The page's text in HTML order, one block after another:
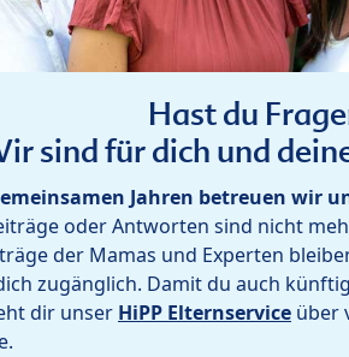
Hast du
sind für dich und
Jahren betreuen wir
oder Antworten sind nicht
der Mamas und Experten
zugänglich. Damit du auch
dir unser HiPP Elternservice über